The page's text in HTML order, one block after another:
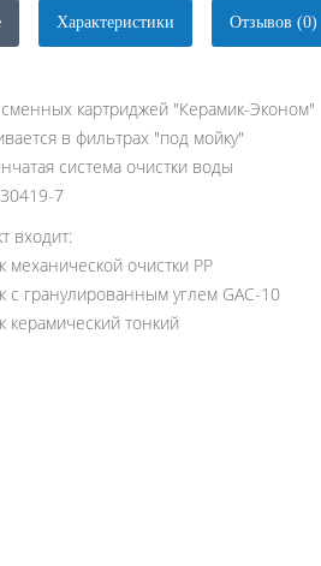
Характеристики Отзывов (0)
картриджей "Керамик-Эконом"
в фильтрах "под мойку"
система очистки воды
7
входит:
механической очистки PP
с гранулированным углем GAC-10
керамический тонкий